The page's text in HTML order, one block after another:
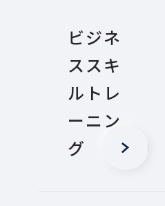
ビジネ
ススキ
ルトレ
ーニン
グ